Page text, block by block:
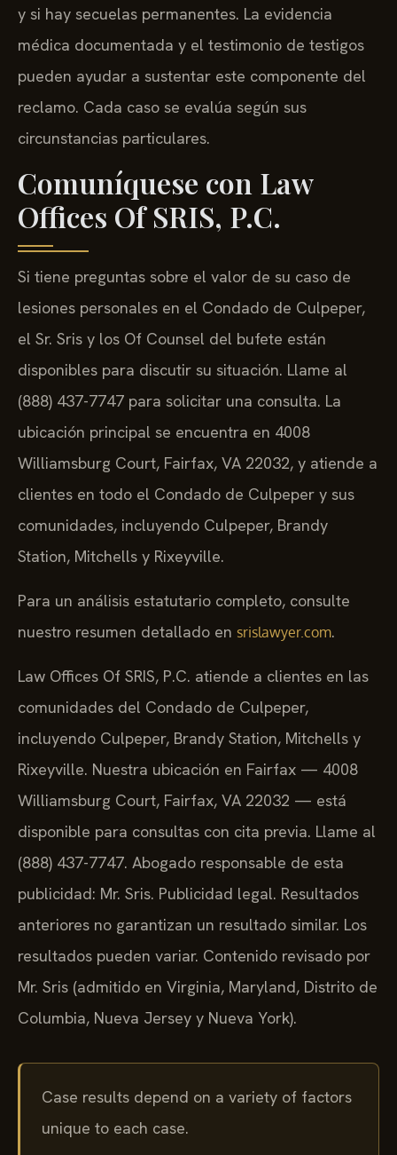
y si hay secuelas permanentes. La evidencia
médica documentada y el testimonio de testigos
pueden ayudar a sustentar este componente del
reclamo. Cada caso se evalúa según sus
circunstancias particulares.
Comuníquese con Law
Offices Of SRIS, P.C.
Si tiene preguntas sobre el valor de su caso de
lesiones personales en el Condado de Culpeper,
el Sr. Sris y los Of Counsel del bufete están
disponibles para discutir su situación. Llame al
(888) 437-7747 para solicitar una consulta. La
ubicación principal se encuentra en 4008
Williamsburg Court, Fairfax, VA 22032, y atiende a
clientes en todo el Condado de Culpeper y sus
comunidades, incluyendo Culpeper, Brandy
Station, Mitchells y Rixeyville.
Para un análisis estatutario completo, consulte
nuestro resumen detallado en srislawyer.com.
Law Offices Of SRIS, P.C. atiende a clientes en las
comunidades del Condado de Culpeper,
incluyendo Culpeper, Brandy Station, Mitchells y
Rixeyville. Nuestra ubicación en Fairfax — 4008
Williamsburg Court, Fairfax, VA 22032 — está
disponible para consultas con cita previa. Llame al
(888) 437-7747. Abogado responsable de esta
publicidad: Mr. Sris. Publicidad legal. Resultados
anteriores no garantizan un resultado similar. Los
resultados pueden variar. Contenido revisado por
Mr. Sris (admitido en Virginia, Maryland, Distrito de
Columbia, Nueva Jersey y Nueva York).
Case results depend on a variety of factors
unique to each case.